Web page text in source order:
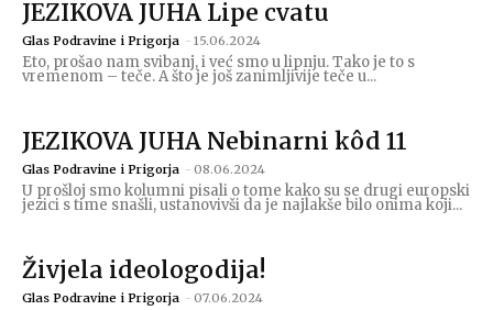
JEZIKOVA JUHA Lipe cvatu
Glas Podravine i Prigorja - 15.06.2024
Eto, prošao nam svibanj, i već smo u lipnju. Tako je to s
vremenom – teče. A što je još zanimljivije teče u...
JEZIKOVA JUHA Nebinarni kôd 11
Glas Podravine i Prigorja - 08.06.2024
U prošloj smo kolumni pisali o tome kako su se drugi europski
jezici s time snašli, ustanovivši da je najlakše bilo onima koji...
Živjela ideologodija!
Glas Podravine i Prigorja - 07.06.2024